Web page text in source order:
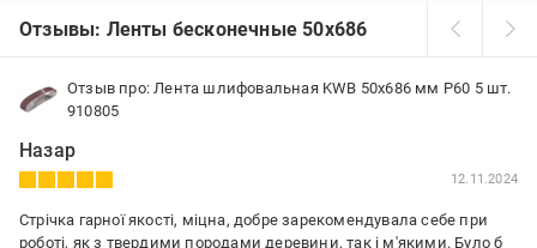
Отзывы: Ленты бесконечные 50х686
Отзыв про: Лента шлифовальная KWB 50х686 мм P60 5 шт.
910805
Назар
12.11.2024
Стрічка гарної якості, міцна, добре зарекомендувала себе при
роботі, як з твердими породами деревини, так і м'якими. Було б